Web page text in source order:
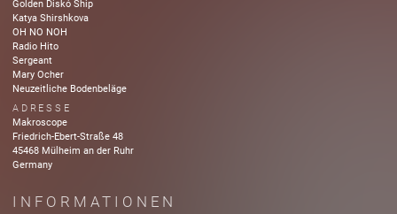
Golden Diskó Ship
Katya Shirshkova
OH NO NOH
Radio Hito
Sergeant
Mary Ocher
Neuzeitliche Bodenbeläge
ADRESSE
Makroscope
Friedrich-Ebert-Straße 48
45468 Mülheim an der Ruhr
Germany
INFORMATIONEN